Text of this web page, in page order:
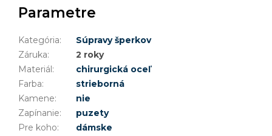
Parametre
Kategória:
Súpravy šperkov
Záruka:
2 roky
Materiál :
chirurgická oceľ
Farba:
strieborná
Kamene:
nie
Zapínanie:
puzety
Pre koho:
dámske